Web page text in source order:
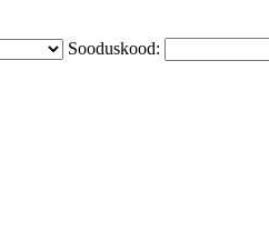
Sooduskood: